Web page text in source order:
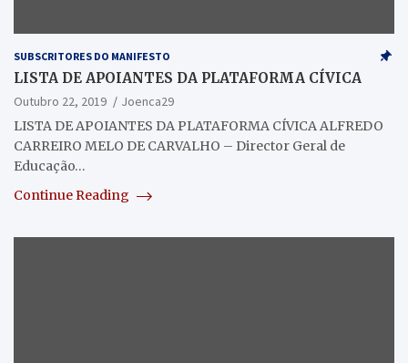
SUBSCRITORES DO MANIFESTO
LISTA DE APOIANTES DA PLATAFORMA CÍVICA
Outubro 22, 2019
Joenca29
LISTA DE APOIANTES DA PLATAFORMA CÍVICA ALFREDO
CARREIRO MELO DE CARVALHO – Director Geral de
Educação…
Continue Reading